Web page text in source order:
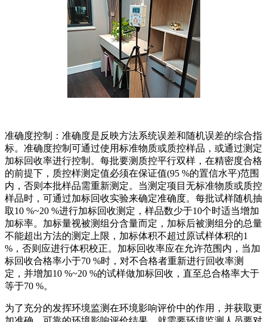
准确度控制：准确度是反映方法系统误差和随机误差的综合指
标。准确度控制可通过使用标准物质或质控样品，或通过测定
加标回收率进行控制。每批要测质控平行双样，在精密度合格
的前提下，质控样测定值必须在保证值(95 %的置信水平)范围
内，否则本批样品需重新测定。当测定项目无标准物质或质控
样品时，可通过加标回收实验来确定准确度。每批试样随机抽
取10 %~20 %进行加标回收测定，样品数少于10个时适当增加
加标率。加标量视被测组分含量而定，加标后被测组分的总量
不能超出方法的测定上限，加标体积不超过原试样体积的1
%，否则应进行体积校正。加标回收率应在允许范围内，当加
标回收合格率小于70 %时，对不合格者重新进行回收率测
定，并增加10 %~20 %的试样做加标回收，直至总合格率大于
等于70 %。
为了充分的发挥环境监测在环境影响评价中的作用，并获取更